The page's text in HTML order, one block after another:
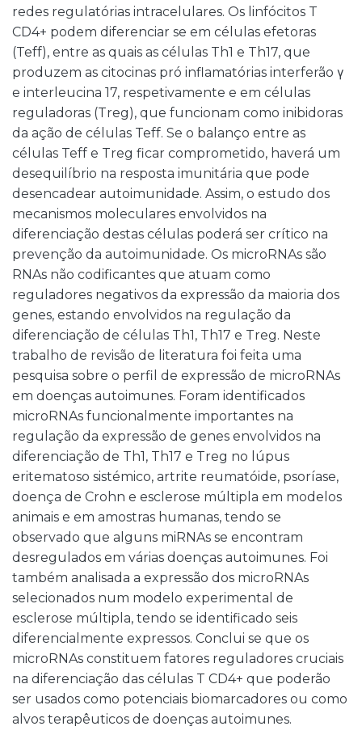
redes regulatórias intracelulares. Os linfócitos T
CD4+ podem diferenciar se em células efetoras
(Teff), entre as quais as células Th1 e Th17, que
produzem as citocinas pró inflamatórias interferão γ
e interleucina 17, respetivamente e em células
reguladoras (Treg), que funcionam como inibidoras
da ação de células Teff. Se o balanço entre as
células Teff e Treg ficar comprometido, haverá um
desequilíbrio na resposta imunitária que pode
desencadear autoimunidade. Assim, o estudo dos
mecanismos moleculares envolvidos na
diferenciação destas células poderá ser crítico na
prevenção da autoimunidade. Os microRNAs são
RNAs não codificantes que atuam como
reguladores negativos da expressão da maioria dos
genes, estando envolvidos na regulação da
diferenciação de células Th1, Th17 e Treg. Neste
trabalho de revisão de literatura foi feita uma
pesquisa sobre o perfil de expressão de microRNAs
em doenças autoimunes. Foram identificados
microRNAs funcionalmente importantes na
regulação da expressão de genes envolvidos na
diferenciação de Th1, Th17 e Treg no lúpus
eritematoso sistémico, artrite reumatóide, psoríase,
doença de Crohn e esclerose múltipla em modelos
animais e em amostras humanas, tendo se
observado que alguns miRNAs se encontram
desregulados em várias doenças autoimunes. Foi
também analisada a expressão dos microRNAs
selecionados num modelo experimental de
esclerose múltipla, tendo se identificado seis
diferencialmente expressos. Conclui se que os
microRNAs constituem fatores reguladores cruciais
na diferenciação das células T CD4+ que poderão
ser usados como potenciais biomarcadores ou como
alvos terapêuticos de doenças autoimunes.